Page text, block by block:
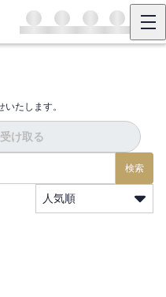
たします。
け取る
検索
人気順